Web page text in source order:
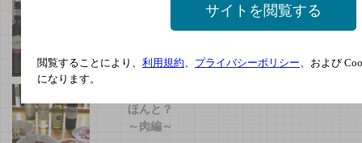
｢第6回 ワインを買ったらどこに保管してお
けば良い？？｣を
～赤ワイン編～
ほんと？
～肉編～
サイトを閲覧する
閲覧することにより、利用規約 プライバシーポリシー 、および
になります。